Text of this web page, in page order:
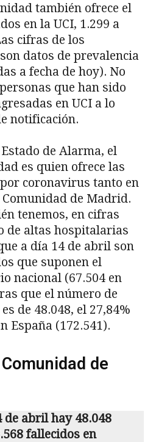
también ofrece el
en la UCI, 1.299 a
cifras de los
datos de prevalencia
a fecha de hoy). No
que han sido
en UCI a lo
notificación.
de Alarma, el
es quien ofrece las
coronavirus tanto en
Comunidad de Madrid.
tenemos, en cifras
de altas hospitalarias
a día 14 de abril son
que suponen el
nacional (67.504 en
que el número de
de 48.048, el 27,84%
España (172.541).
de
de abril hay 48.048
fallecidos en